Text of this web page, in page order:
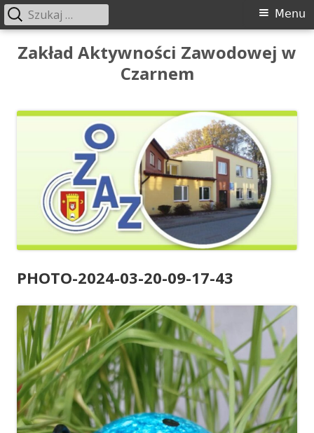
Przeskocz
Zakład Aktywności Zawodowej w
Czarnem
Menu
główne
Menu
Szukaj:
PHOTO-2024-03-20-09-17-43